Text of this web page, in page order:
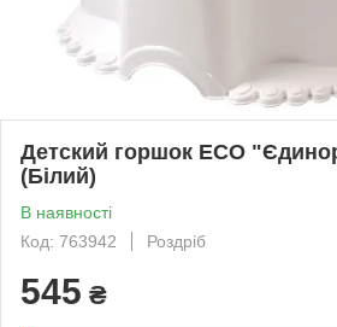
Детский горшок ЕСО
(Білий)
В наявності
Код: 763942
Роздріб
545 ₴